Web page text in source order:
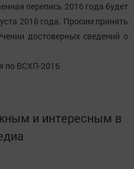
перепись 2016 года будет
2016 года. Просим принять
достоверных сведений о
по ВСХП-2016
и интересным в